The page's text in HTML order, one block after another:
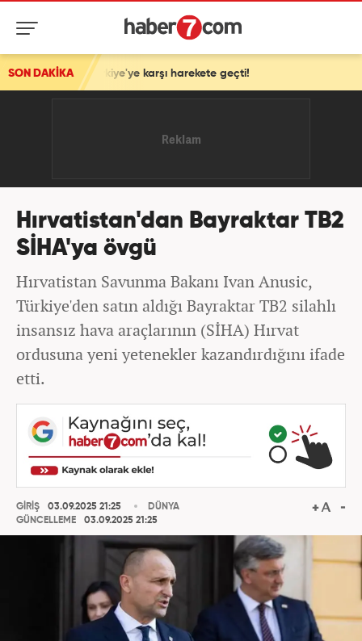
SON DAKİKA
Türkiye'ye karşı harekete geçti!
Hırvatistan'dan Bayraktar TB2
SİHA'ya övgü
Hırvatistan Savunma Bakanı Ivan Anusic,
Türkiye'den satın aldığı Bayraktar TB2 silahlı
insansız hava araçlarının (SİHA) Hırvat
ordusuna yeni yetenekler kazandırdığını ifade
etti.
GİRİŞ
03.09.2025 21:25
GÜNCELLEME
03.09.2025 21:25
DÜNYA